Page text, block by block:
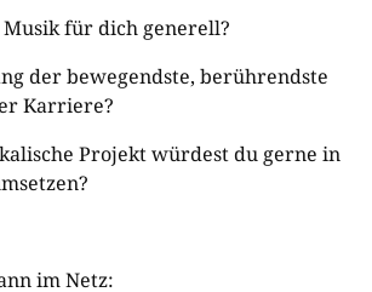
Musik fürdichgenerell?
der bewegendste, berührendste
Karriere?
Projektwürdest dugerne in
im Netz: